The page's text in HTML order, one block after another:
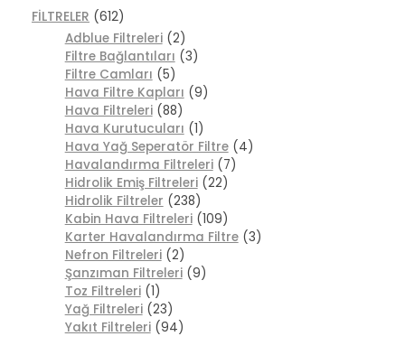
FİLTRELER (612)
Adblue Filtreleri (2)
Filtre Bağlantıları (3)
Filtre Camları (5)
Hava Filtre Kapları (9)
Hava Filtreleri (88)
Hava Kurutucuları (1)
Hava Yağ Seperatör Filtre (4)
Havalandırma Filtreleri (7)
Hidrolik Emiş Filtreleri (22)
Hidrolik Filtreler (238)
Kabin Hava Filtreleri (109)
Karter Havalandırma Filtre (3)
Nefron Filtreleri (2)
Şanzıman Filtreleri (9)
Toz Filtreleri (1)
Yağ Filtreleri (23)
Yakıt Filtreleri (94)